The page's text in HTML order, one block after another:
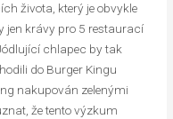
života, který je obvykle
jen krávy pro 5 restaurací
chlapec by tak
do Burger Kingu
nakupován zelenými
že tento výzkum